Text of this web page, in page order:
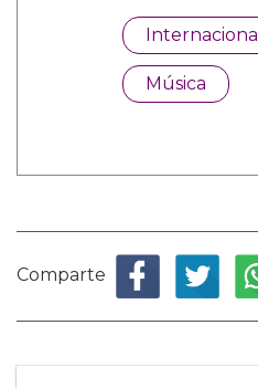
Internacional
Música
Comparte